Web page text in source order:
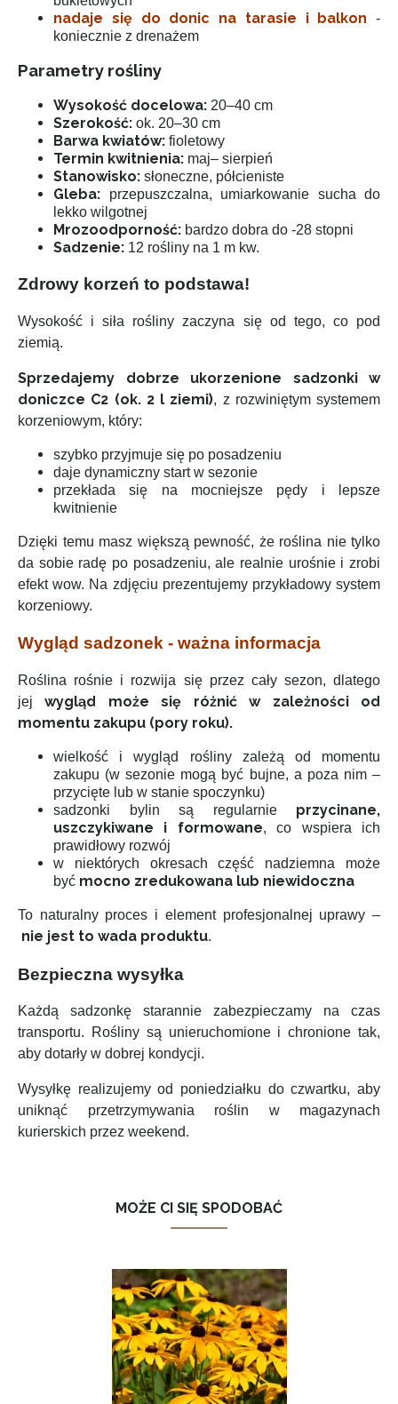
nadaje się do donic na tarasie i balkon -
koniecznie z drenażem
Parametry rośliny
Wysokość docelowa: 20–40 cm
Szerokość: ok. 20–30 cm
Barwa kwiatów: fioletowy
Termin kwitnienia: maj– sierpień
Stanowisko: słoneczne, półcieniste
Gleba: przepuszczalna, umiarkowanie sucha do
lekko wilgotnej
Mrozoodporność: bardzo dobra do -28 stopni
Sadzenie: 12 rośliny na 1 m kw.
Zdrowy korzeń to podstawa!
Wysokość i siła rośliny zaczyna się od tego, co pod
ziemią.
Sprzedajemy dobrze ukorzenione sadzonki w
doniczce C2 (ok. 2 l ziemi), z rozwiniętym systemem
korzeniowym, który:
szybko przyjmuje się po posadzeniu
daje dynamiczny start w sezonie
przekłada się na mocniejsze pędy i lepsze
kwitnienie
Dzięki temu masz większą pewność, że roślina nie tylko
da sobie radę po posadzeniu, ale realnie urośnie i zrobi
efekt wow. Na zdjęciu prezentujemy przykładowy system
korzeniowy.
Wygląd sadzonek - ważna informacja
Roślina rośnie i rozwija się przez cały sezon, dlatego
jejwygląd może się różnić w zależności od
momentu zakupu (pory roku).
wielkość i wygląd rośliny zależą od momentu
zakupu (w sezonie mogą być bujne, a poza nim –
przycięte lub w stanie spoczynku)
sadzonki bylin są regularnie przycinane,
uszczykiwane i formowane, co wspiera ich
prawidłowy rozwój
w niektórych okresach część nadziemna może
być mocno zredukowana lub niewidoczna
To naturalny proces i element profesjonalnej uprawy –
nie jest to wada produktu.
Bezpieczna wysyłka
Każdą sadzonkę starannie zabezpieczamy na czas
transportu. Rośliny są unieruchomione i chronione tak,
aby dotarły w dobrej kondycji.
Wysyłkę realizujemy od poniedziałku do czwartku, aby
uniknąć przetrzymywania roślin w magazynach
kurierskich przez weekend.
MOŻE CI SIĘ SPODOBAĆ